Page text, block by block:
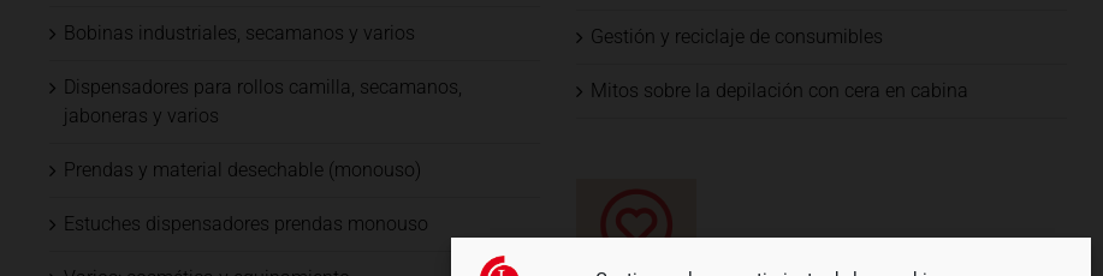
Bobinas industriales, secamanos y varios
Dispensadores para rollos camilla, secamanos,
jaboneras y varios
Prendas y material desechable (monouso)
Estuches dispensadores prendas monouso
Gestión y reciclaje de consumibles
Mitos sobre la depilación con cera en cabina